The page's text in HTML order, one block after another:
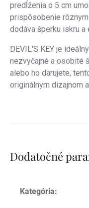
predĺženia o 5 cm
prispôsobenie
dodáva šperku iskru a
DEVIL'S KEY je
nezvyčajné a osobité
alebo ho darujete,
originálnym dizajnom
Dodatočné
Kategória: